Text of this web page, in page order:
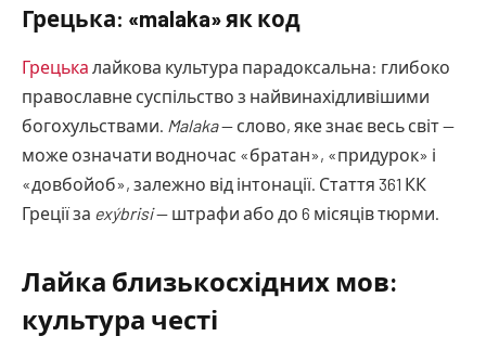
Грецька: «malaka» як код
Грецька лайкова культура парадоксальна: глибоко
православне суспільство з найвинахідливішими
богохульствами. Malaka— слово, яке знає весь світ —
може означати водночас «братан», «придурок» і
«довбойоб», залежно від інтонації. Стаття 361 КК
Греції за exýbrisi— штрафи або до 6 місяців тюрми.
Лайка близькосхідних мов:
культура честі